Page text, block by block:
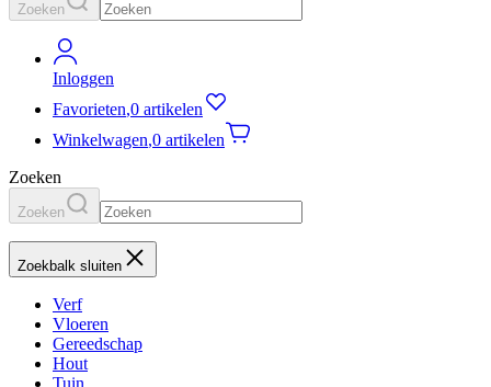
Zoeken
Inloggen
Favorieten,0 artikelen
Winkelwagen,0 artikelen
Zoeken
Zoeken
Zoekbalk sluiten
Verf
Vloeren
Gereedschap
Hout
Tuin